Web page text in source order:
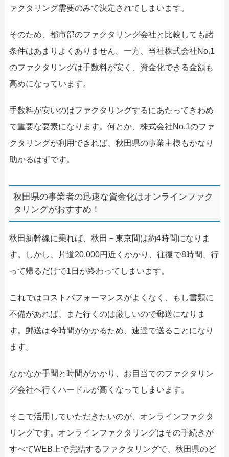
ァクタリング需要のみで決定されてしまいます。
そのため、都市部のファクタリング会社と比較しても諸
条件はあまりよくありません。一方、当社株式会社No.1
のファクタリングは手数料が安く、資金化できる金額も
高めになっています。
手数料が安いのはファクタリングするにあたってきわめ
て重要な要素になります。何とか、株式会社No.1のファ
クタリングが利用できれば、秋田県の事業主様もかなり
助かるはずです。
秋田県の事業者の迅速な資金化はオンラインファク
タリングがおすすめ！
秋田新幹線に乗れば、秋田－東京間は約4時間になりま
す。しかし、片道20,000円近くかかり、往復で8時間、行
って帰るだけで1日が終わってしまいます。
これではコストパフォーマンスがよくなく、もし書類に
不備があれば、また行くのは厳しいので郵送になりま
す。郵送は今時間がかかるため、速達で送ることになり
ます。
なかなか手間と時間がかかり、お目当てのファクタリン
グ会社へ行くハードルが高くなってしまいます。
そこで活用していただきたいのが、オンラインファクタ
リングです。オンラインファクタリングはその手続きが
すべてWEB上で完結するファクタリングで、秋田県のど